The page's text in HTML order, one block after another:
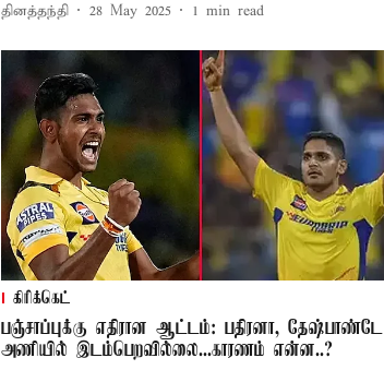
தினத்தந்தி 28 May 2025 1 min read
கிரிக்கெட்
பஞ்சாப்புக்கு எதிரான ஆட்டம்: பதிரனா, தேஷ்பாண்டே
அணியில் இடம்பெறவில்லை...காரணம் என்ன..?